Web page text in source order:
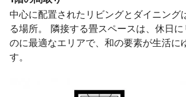
中心に配置されたリビングとダイニング
る場所。 隣接する畳スペースは、休日
のに最適なエリアで、和の要素が生活に
す。